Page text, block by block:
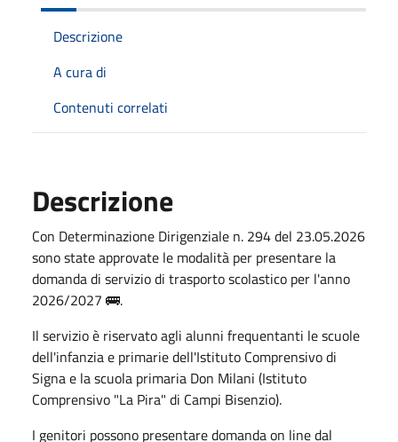
Descrizione
A cura di
Contenuti correlati
Descrizione
Con Determinazione Dirigenziale n. 294 del 23.05.2026
sono state approvate le modalità per presentare la
domanda di servizio di trasporto scolastico per l'anno
2026/2027 🚌.
Il servizio è riservato agli alunni frequentanti le scuole
dell'infanzia e primarie dell'Istituto Comprensivo di
Signa e la scuola primaria Don Milani (Istituto
Comprensivo "La Pira" di Campi Bisenzio).
I genitori possono presentare domanda on line dal